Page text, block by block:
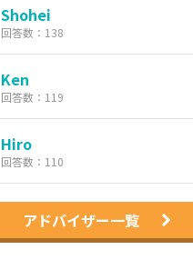
Shohei
回答数：138
Ken
回答数：119
Hiro
回答数：110
アドバイザー一覧